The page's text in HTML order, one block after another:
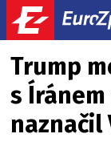
Trump
s
naznačil